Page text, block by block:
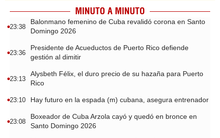
MINUTO A MINUTO
23:38
Balonmano femenino de Cuba revalidó corona en Santo
Domingo 2026
23:36
Presidente de Acueductos de Puerto Rico defiende
gestión al dimitir
23:13
Alysbeth Félix, el duro precio de su hazaña para Puerto
Rico
23:10 Hay futuro en la espada (m) cubana, asegura entrenador
23:08
Boxeador de Cuba Arzola cayó y quedó en bronce en
Santo Domingo 2026